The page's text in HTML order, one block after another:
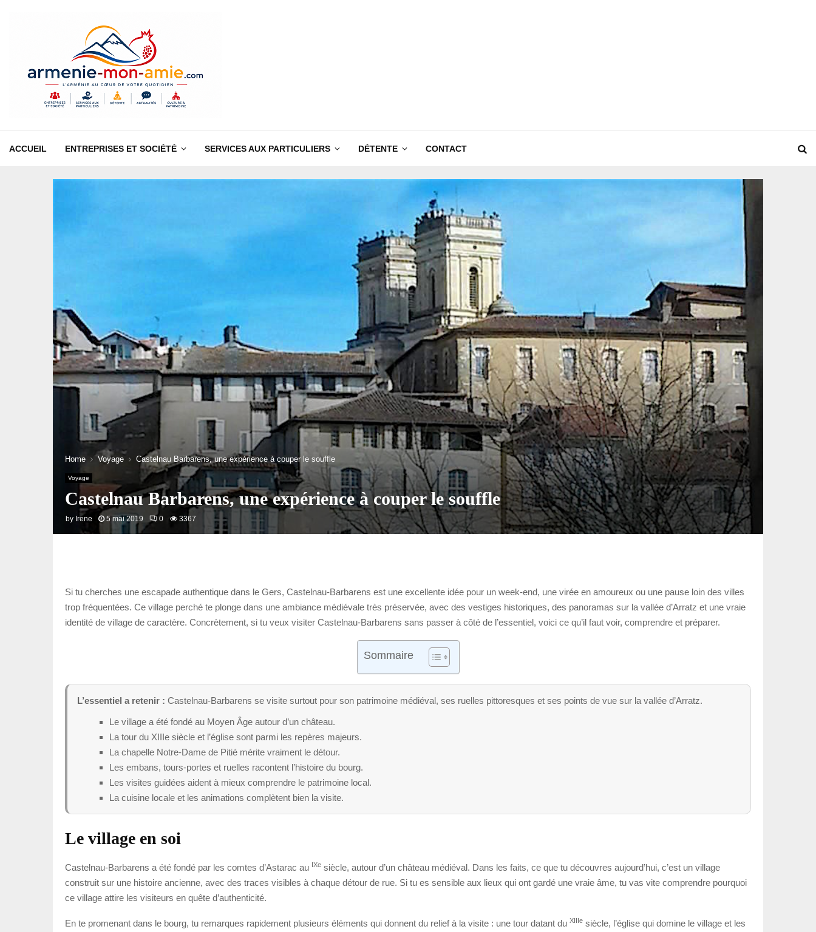
ACCUEIL ENTREPRISES ET SOCIÉTÉ SERVICES AUX PARTICULIERS DÉTENTE CONTACT
Home Voyage Castelnau Barbarens, une expérience à couper le souffle
Voyage
Castelnau Barbarens, une expérience à couper le souffle
by Irene 5 mai 2019 0 3367
Si tu cherches une escapade authentique dans le Gers, Castelnau-Barbarens est une excellente idée pour un week-end, une virée en amoureux ou une pause loin des villes
trop fréquentées. Ce village perché te plonge dans une ambiance médiévale très préservée, avec des vestiges historiques, des panoramas sur la vallée d’Arratz et une vraie
identité de village de caractère. Concrètement, si tu veux visiter Castelnau-Barbarens sans passer à côté de l’essentiel, voici ce qu’il faut voir, comprendre et préparer.
Sommaire
L’essentiel a retenir : Castelnau-Barbarens se visite surtout pour son patrimoine médiéval, ses ruelles pittoresques et ses points de vue sur la vallée d’Arratz.
Le village a été fondé au Moyen Âge autour d’un château.
La tour du XIIIe siècle et l’église sont parmi les repères majeurs.
La chapelle Notre-Dame de Pitié mérite vraiment le détour.
Les embans, tours-portes et ruelles racontent l’histoire du bourg.
Les visites guidées aident à mieux comprendre le patrimoine local.
La cuisine locale et les animations complètent bien la visite.
Le village en soi
Castelnau-Barbarens a été fondé par les comtes d’Astarac au IXe siècle, autour d’un château médiéval. Dans les faits, ce que tu découvres aujourd’hui, c’est un village
construit sur une histoire ancienne, avec des traces visibles à chaque détour de rue. Si tu es sensible aux lieux qui ont gardé une vraie âme, tu vas vite comprendre pourquoi
ce village attire les visiteurs en quête d’authenticité.
En te promenant dans le bourg, tu remarques rapidement plusieurs éléments qui donnent du relief à la visite : une tour datant du XIIIe siècle, l’église qui domine le village et les